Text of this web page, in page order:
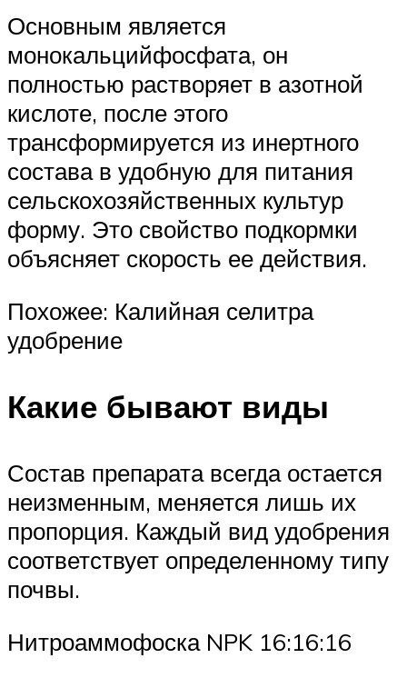
Основным является
монокальцийфосфата, он
полностью растворяет в азотной
кислоте, после этого
трансформируется из инертного
состава в удобную для питания
сельскохозяйственных культур
форму. Это свойство подкормки
объясняет скорость ее действия.
Похожее: Калийная селитра
удобрение
Какие бывают виды
Состав препарата всегда остается
неизменным, меняется лишь их
пропорция. Каждый вид удобрения
соответствует определенному типу
почвы.
Нитроаммофоска NPK 16:16:16